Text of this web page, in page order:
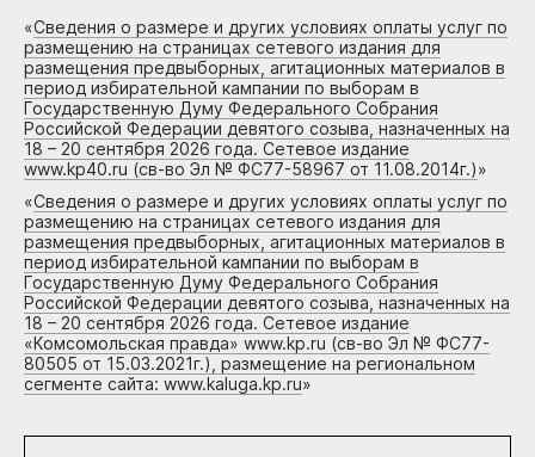
«Сведения о размере и других условиях оплаты услуг по
размещению на страницах сетевого издания для
размещения предвыборных, агитационных материалов в
период избирательной кампании по выборам в
Государственную Думу Федерального Собрания
Российской Федерации девятого созыва, назначенных на
18 – 20 сентября 2026 года. Сетевое издание
www.kp40.ru (св-во Эл № ФС77-58967 от 11.08.2014г.)»
«Сведения о размере и других условиях оплаты услуг по
размещению на страницах сетевого издания для
размещения предвыборных, агитационных материалов в
период избирательной кампании по выборам в
Государственную Думу Федерального Собрания
Российской Федерации девятого созыва, назначенных на
18 – 20 сентября 2026 года. Сетевое издание
«Комсомольская правда» www.kp.ru (св-во Эл № ФС77-
80505 от 15.03.2021г.), размещение на региональном
сегменте сайта: www.kaluga.kp.ru»